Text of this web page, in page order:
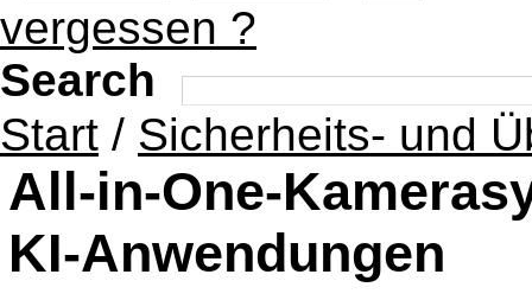
vergessen ?
Search
Start / Sicherheits- und
All-in-One-
KI-Anwendungen